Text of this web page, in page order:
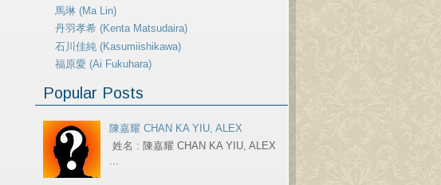
馬琳 (Ma Lin)
丹羽孝希 (Kenta Matsudaira)
石川佳純 (Kasumiishikawa)
福原愛 (Ai Fukuhara)
Popular Posts
陳嘉耀 CHAN KA YIU, ALEX
姓名 : 陳嘉耀 CHAN KA YIU, ALEX
...